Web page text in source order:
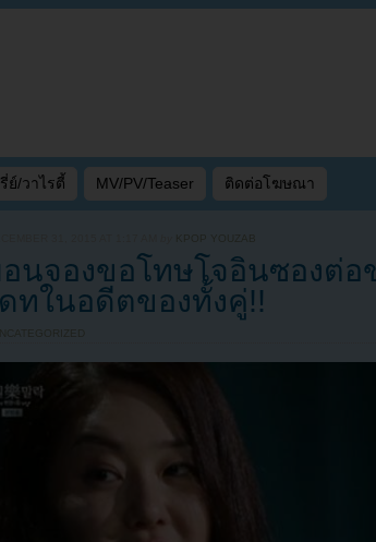
ย์/วาไรตี้ MV/PV/Teaser ติดต่อโฆษณา
KPOP YOUZAB
นจองขอโทษโจอินซองต่อ
ทในอดีตของทั้งคู่!!